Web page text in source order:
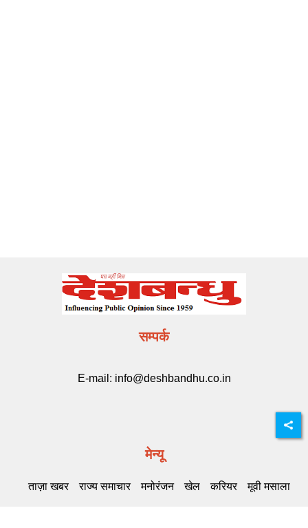
सम्पर्क
E-mail: info@deshbandhu.co.in
मेन्यू
ताज़ा खबर राज्य समाचार मनोरंजन खेल करियर मूवी मसाला